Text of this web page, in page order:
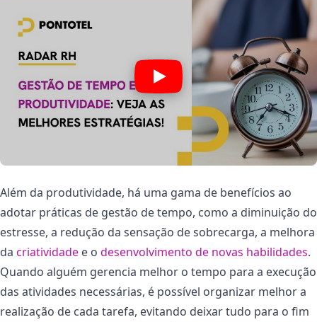
Além da produtividade, há uma gama de benefícios ao
adotar práticas de gestão de tempo, como a diminuição do
estresse, a redução da sensação de sobrecarga, a melhora
da criatividade e o desenvolvimento de novas habilidades.
Quando alguém gerencia melhor o tempo para a execução
das atividades necessárias, é possível organizar melhor a
realização de cada tarefa, evitando deixar tudo para o fim